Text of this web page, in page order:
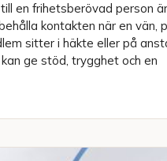
en frihetsberövad person
kontakten när en vän,
sitter i häkte eller på
ge stöd, trygghet och en